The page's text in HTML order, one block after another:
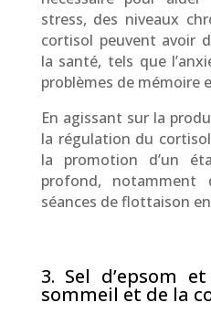
stress, des niveaux
cortisol peuvent avoir
la santé, tels que
problèmes de mémoire
En agissant sur la
la régulation du
la promotion d’un
profond,
séances de flottaison
3. Sel d’epsom
sommeil et de la